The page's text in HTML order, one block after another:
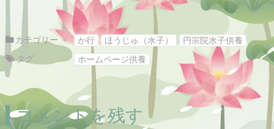
カテゴリー か行 ほうじゅ（水子）
円宗院水子供養
タグ
ホームページ供養
コメントを残す